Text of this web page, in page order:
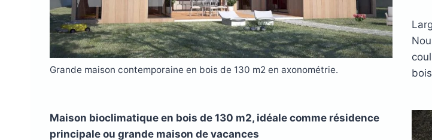
Grande maison contemporaine en bois de 130 m2 en axonométrie.
Maison bioclimatique en bois de 130 m2, idéale comme résidence
principale ou grande maison de vacances